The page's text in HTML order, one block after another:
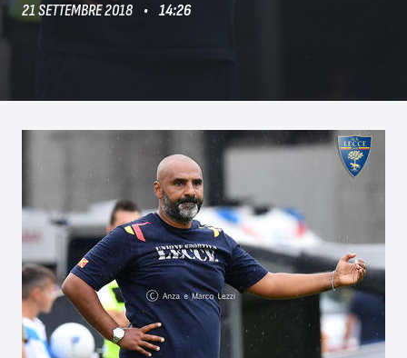
21 SETTEMBRE 2018 14:26